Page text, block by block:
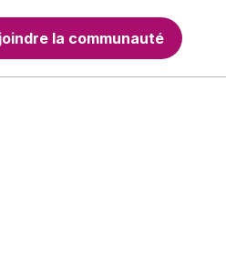
la communauté